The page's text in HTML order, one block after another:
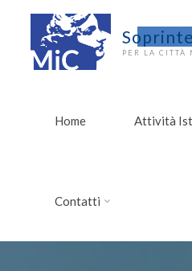
contenuto
PER LA CITTÀ
Home Attività
Contatti